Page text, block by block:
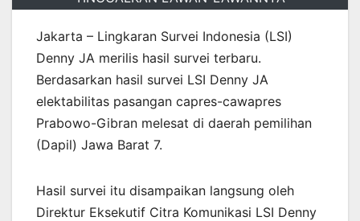
Jakarta – Lingkaran Survei Indonesia (LSI)
Denny JA merilis hasil survei terbaru.
Berdasarkan hasil survei LSI Denny JA
elektabilitas pasangan capres-cawapres
Prabowo-Gibran melesat di daerah pemilihan
(Dapil) Jawa Barat 7.
Hasil survei itu disampaikan langsung oleh
Direktur Eksekutif Citra Komunikasi LSI Denny